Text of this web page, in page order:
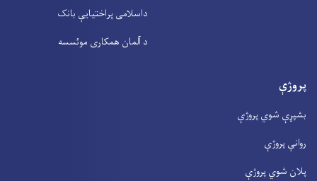
داسلامی پراختیايې بانک
د آلمان همکاری موئسسه
پروژې
بشپړې شوي پروژې
روانې پروژې
پلان شوي پروژې